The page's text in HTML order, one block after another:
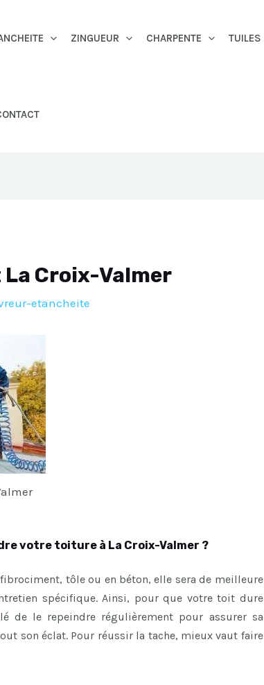
ZINGUEUR CHARPENTE TUILES
Croix-Valmer
etancheite
votre toiture à La Croix-Valmer ?
tôle ou en béton, elle sera de meilleure
spécifique. Ainsi, pour que votre toit dure
de le repeindre régulièrement pour assurer sa
son éclat. Pour réussir la tache, mieux vaut faire